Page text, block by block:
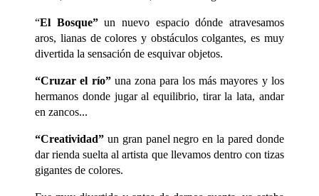
“El Bosque”un nuevo espacio dónde atravesamos
aros, lianas de colores y obstáculos colgantes, es muy
divertida la sensación de esquivar objetos.
“Cruzar el río”una zona para los más mayores y los
hermanos donde jugar al equilibrio, tirar la lata, andar
en zancos...
“Creatividad” un gran panel negro en la pared donde
dar rienda suelta al artista que llevamos dentro con tizas
gigantes de colores.